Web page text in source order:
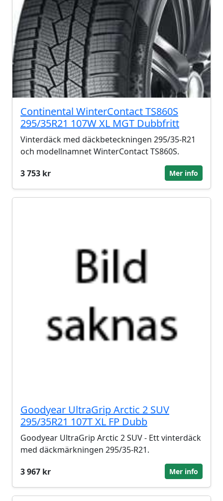
Continental WinterContact TS860S
295/35R21 107W XL MGT Dubbfritt
Vinterdäck med däckbeteckningen 295/35-R21
och modellnamnet WinterContact TS860S.
3 753 kr
Mer info
Goodyear UltraGrip Arctic 2 SUV
295/35R21 107T XL FP Dubb
Goodyear UltraGrip Arctic 2 SUV - Ett vinterdäck
med däckmärkningen 295/35-R21.
3 967 kr
Mer info